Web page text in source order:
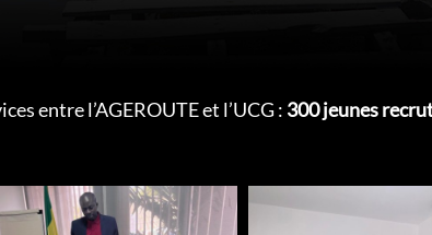
entre l’AGEROUTE et l’UCG : 300 jeunes